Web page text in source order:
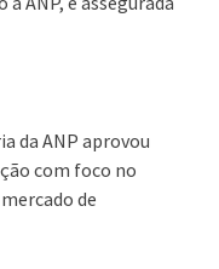
da ANP aprovou
com foco no
de